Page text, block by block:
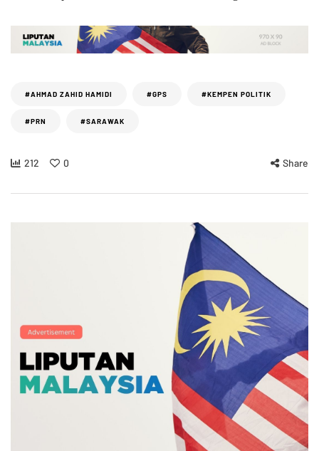
#AHMAD ZAHID HAMIDI #GPS #KEMPEN POLITIK
#PRN #SARAWAK
212 0 Share